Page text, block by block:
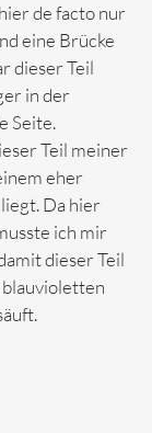
de facto nur
eine Brücke
dieser Teil
in der
Seite.
Teil meiner
eher
Da hier
ich mir
dieser Teil